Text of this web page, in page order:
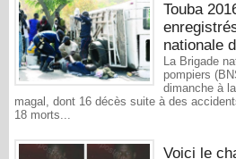
Touba
nationale
La Brigade
pompiers
dimanche à
magal, dont 16 décès suite à des
18 morts...
Voici le